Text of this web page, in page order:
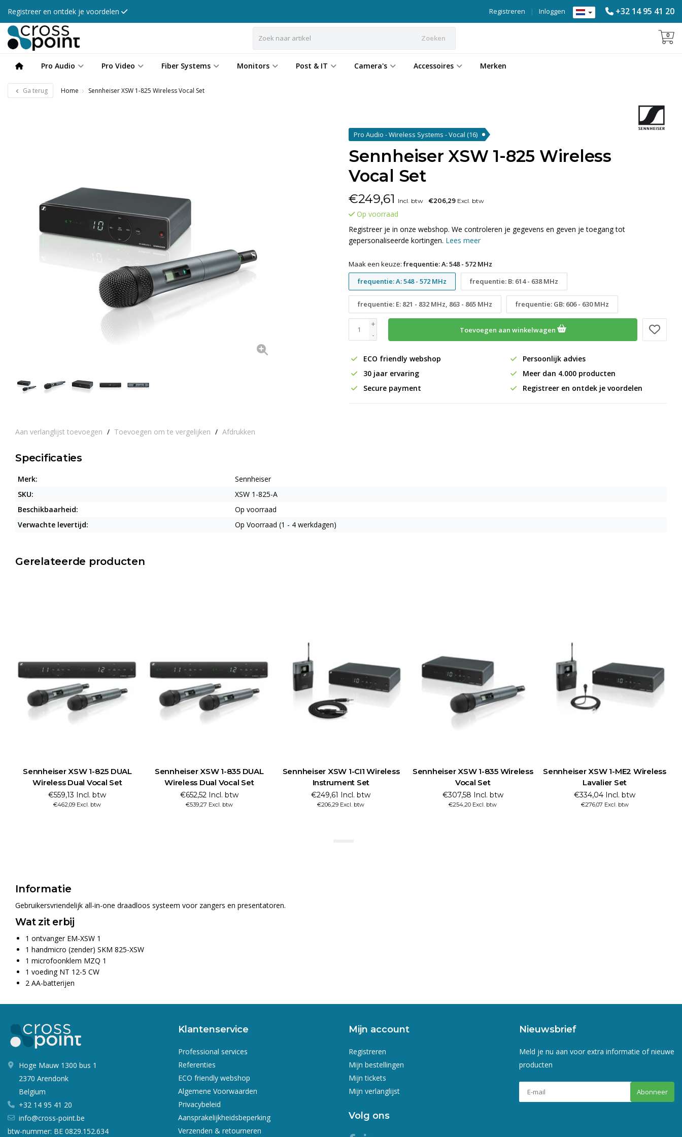
Registreer en ontdek je voordelen +32 14 95 41 20
Inloggen
|
Registreren
Zoeken 0
Pro Audio Pro Video Fiber Systems Monitors Post & IT Camera's Accessoires Merken
Ga terug Home Sennheiser XSW 1-825 Wireless Vocal Set
Aan verlanglijst toevoegen / Toevoegen om te vergelijken / Afdrukken
Pro Audio - Wireless Systems - Vocal (16)
Sennheiser XSW 1-825 Wireless
Vocal Set
€249,61 Incl. btw €206,29 Excl. btw
Op voorraad
Registreer je in onze webshop. We controleren je gegevens en geven je toegang tot
gepersonaliseerde kortingen. Lees meer
Maak een keuze: frequentie: A: 548 - 572 MHz
frequentie: A: 548 - 572 MHz
frequentie: B: 614 - 638 MHz
frequentie: E: 821 - 832 MHz, 863 - 865 MHz frequentie: GB: 606 - 630 MHz
+
-
Toevoegen aan winkelwagen
ECO friendly webshop
Persoonlijk advies
30 jaar ervaring
Meer dan 4.000 producten
Secure payment
Registreer en ontdek je voordelen
Specificaties
Merk:
Sennheiser
SKU:
XSW 1-825-A
Beschikbaarheid:
Op voorraad
Verwachte levertijd:
Op Voorraad (1 - 4 werkdagen)
Gerelateerde producten
Sennheiser XSW 1-825 DUAL
Wireless Dual Vocal Set
€559,13 Incl. btw
€462,09 Excl. btw
Sennheiser XSW 1-835 DUAL
Wireless Dual Vocal Set
€652,52 Incl. btw
€539,27 Excl. btw
Sennheiser XSW 1-CI1 Wireless
Instrument Set
€249,61 Incl. btw
€206,29 Excl. btw
Sennheiser XSW 1-835 Wireless
Vocal Set
€307,58 Incl. btw
€254,20 Excl. btw
Sennheiser XSW 1-ME2 Wireless
Lavalier Set
€334,04 Incl. btw
€276,07 Excl. btw
Informatie
Gebruikersvriendelijk all-in-one draadloos systeem voor zangers en presentatoren.
Wat zit erbij
1 ontvanger EM-XSW 1
1 handmicro (zender) SKM 825-XSW
1 microfoonklem MZQ 1
1 voeding NT 12-5 CW
2 AA-batterijen
Hoge Mauw 1300 bus 1
2370 Arendonk
Belgium
+32 14 95 41 20
info@cross-point.be
btw-nummer: BE 0829.152.634
Klantenservice
Professional services
Referenties
ECO friendly webshop
Algemene Voorwaarden
Privacybeleid
Aansprakelijkheidsbeperking
Verzenden & retourneren
Mijn account
Registreren
Mijn bestellingen
Mijn tickets
Mijn verlanglijst
Volg ons
Nieuwsbrief
Meld je nu aan voor extra informatie of nieuwe
producten
Abonneer